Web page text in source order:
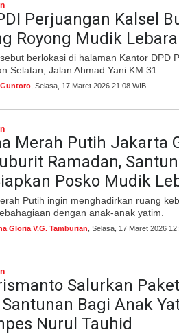
Perjuangan Kalsel
Royong Mudik
berlokasi di halaman Kantor DPD
Selatan, Jalan Ahmad Yani KM 31.
, Selasa, 17 Maret 2026 21:08 WIB
Merah Putih Jakarta
Ramadan,
Posko Mudik
Putih ingin menghadirkan ruang
dengan anak-anak yatim.
Gloria V.G. Tamburian , Selasa, 17 Maret 2026
Salurkan
Bagi Anak
Nurul Tauhid